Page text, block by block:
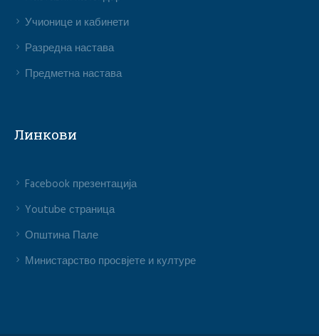
Учионице и кабинети
Разредна настава
Предметна настава
Линкови
Facebook презентација
Youtube страница
Општина Пале
Министарство просвјете и културе